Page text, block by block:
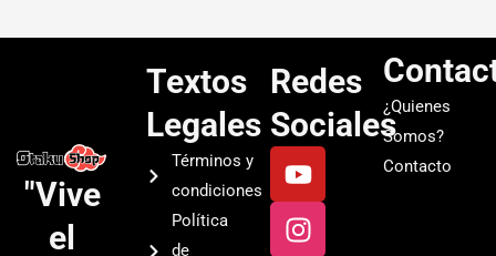
"Vive
el
Textos
Legales
Términos y
condiciones
Política
de
Redes
Sociales
Y
o
u
t
I
n
s
t
T
i
k
t
S
p
o
t
¿Quienes
Somos?
Contacto